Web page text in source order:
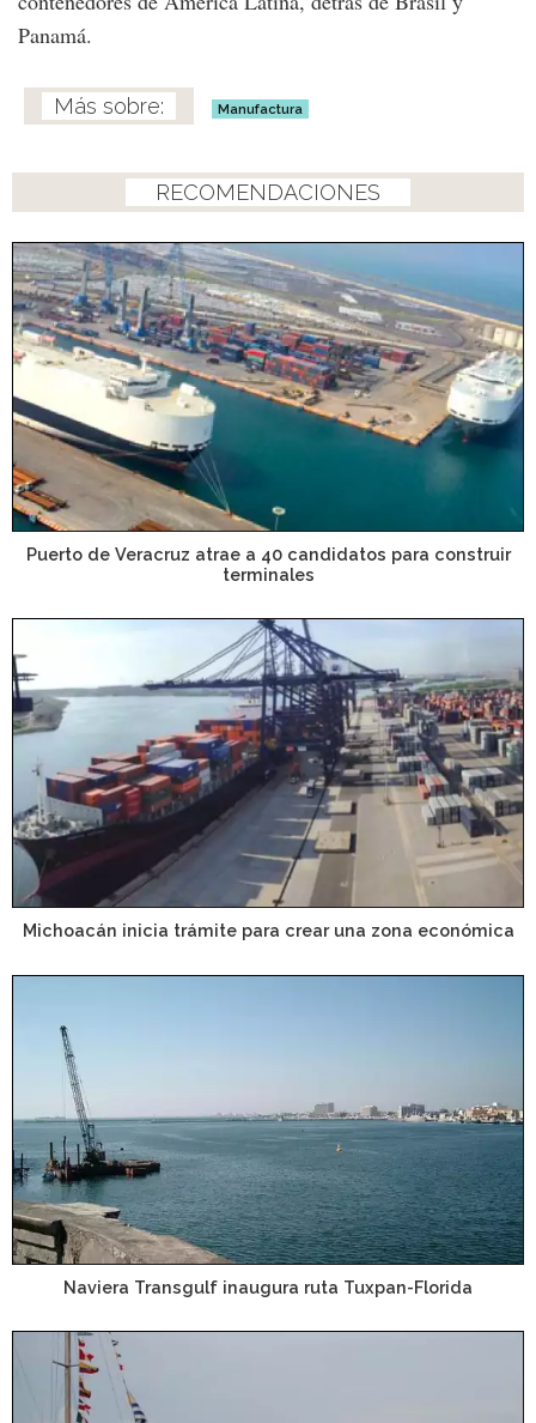
Panamá.
Manufactura
RECOMENDACIONES
Puerto de Veracruz atrae a 40 candidatos para construir
terminales
Michoacán inicia trámite para crear una zona económica
Naviera Transgulf inaugura ruta Tuxpan-Florida